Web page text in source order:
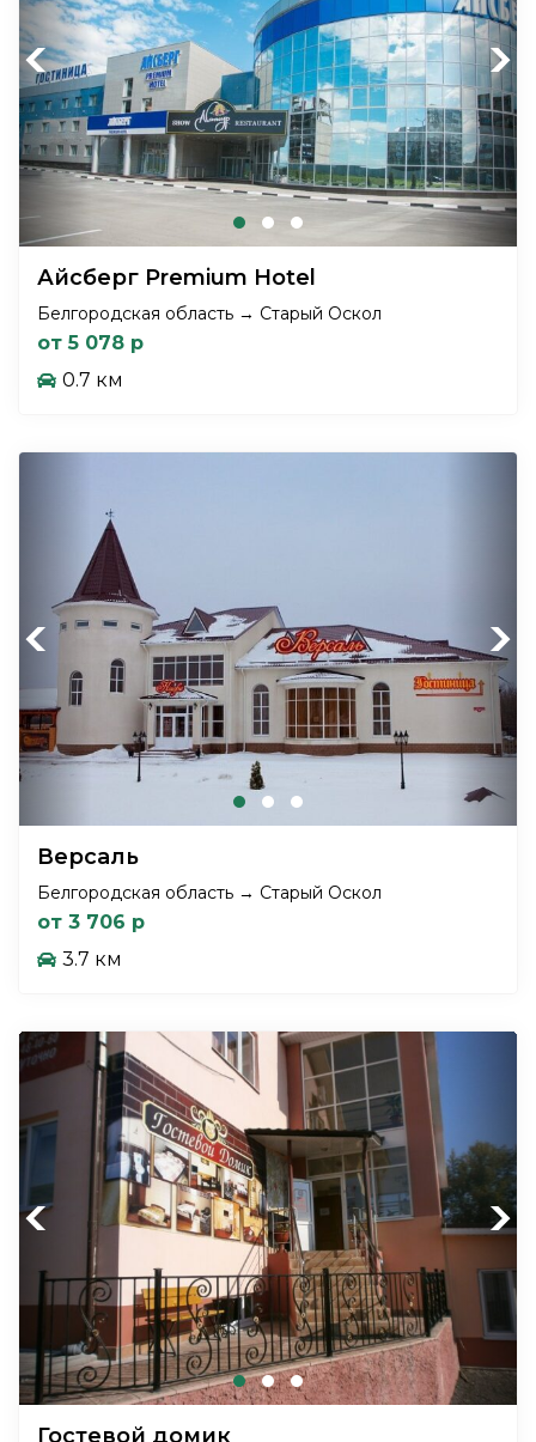
Previous Next
Айсберг Premium Hotel
Белгородская область → Старый Оскол
от 5 078 р
0.7 км
Previous Next
Версаль
Белгородская область → Старый Оскол
от 3 706 р
3.7 км
Previous Next
Гостевой домик